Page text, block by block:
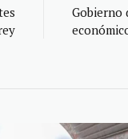
Gobierno